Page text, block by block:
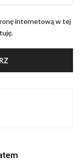
internetową w tej